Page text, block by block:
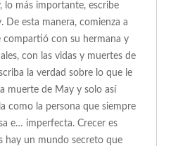
lo más importante, escribe
De esta manera, comienza a
compartió con su hermana y
con las vidas y muertes de
la verdad sobre lo que le
muerte de May y solo así
como la persona que siempre
e… imperfecta. Crecer es
hay un mundo secreto que